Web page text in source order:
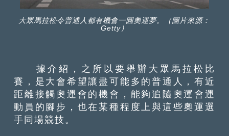
大眾馬拉松令普通人都有機會一圓奧運夢。（圖片來源：
Getty）
據介紹，之所以要舉辦大眾馬拉松比
賽，是大會希望讓盡可能多的普通人，有近
距離接觸奧運會的機會，能夠追隨奧運會運
動員的腳步，也在某種程度上與這些奧運選
手同場競技。